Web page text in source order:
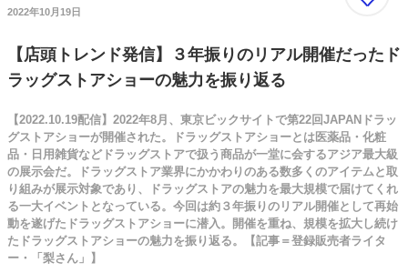
2022年10月19日
【店頭トレンド発信】３年振りのリアル開催だったド
ラッグストアショーの魅力を振り返る
【2022.10.19配信】2022年8月、東京ビックサイトで第22回JAPANドラッ
グストアショーが開催された。ドラッグストアショーとは医薬品・化粧
品・日用雑貨などドラッグストアで扱う商品が一堂に会するアジア最大級
の展示会だ。ドラッグストア業界にかかわりのある数多くのアイテムと取
り組みが展示対象であり、ドラッグストアの魅力を最大規模で届けてくれ
る一大イベントとなっている。今回は約３年振りのリアル開催として再始
動を遂げたドラッグストアショーに潜入。開催を重ね、規模を拡大し続け
たドラッグストアショーの魅力を振り返る。【記事＝登録販売者ライタ
ー・「梨さん」】